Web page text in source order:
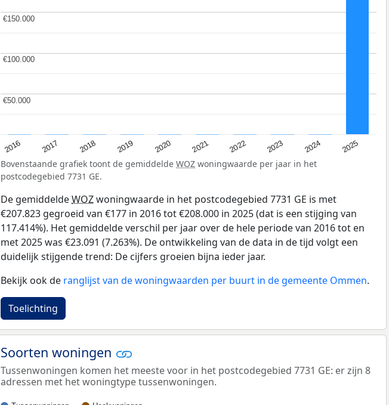
2016 2017 2018 2019 2020 2021 2022 2023 2024 2025
€50.000
€50.000
€100.000
€100.000
€150.000
€150.000
Bovenstaande grafiek toont de gemiddelde WOZ woningwaarde per jaar in het
postcodegebied 7731 GE.
De gemiddeldeWOZwoningwaarde in het postcodegebied 7731 GE is met
€207.823 gegroeid van €177 in 2016 tot €208.000 in 2025 (dat is een stijging van
117.414%). Het gemiddelde verschil per jaar over de hele periode van 2016 tot en
met 2025 was €23.091 (7.263%). De ontwikkeling van de data in de tijd volgt een
duidelijk stijgende trend: De cijfers groeien bijna ieder jaar.
Bekijk ook de ranglijst van de woningwaarden per buurt in de gemeente Ommen.
Toelichting
Soorten woningen
Tussenwoningen komen het meeste voor in het postcodegebied 7731 GE: er zijn 8
adressen met het woningtype tussenwoningen.